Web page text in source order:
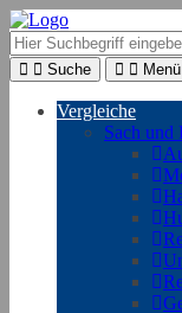
Suche Menü
Vergleiche
Sach und